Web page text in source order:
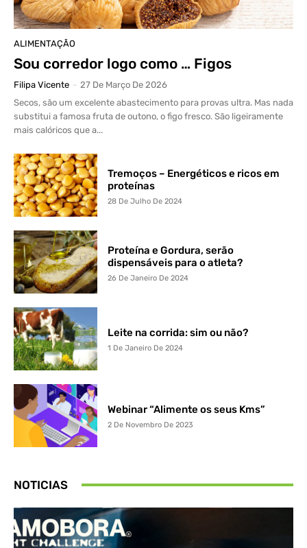
ALIMENTAÇÃO
Sou corredor logo como … Figos
Filipa Vicente - 27 De Março De 2026
Secos, são um excelente abastecimento para provas ultra. Mas nada
substitui a famosa fruta de outono, o figo fresco. São ligeiramente
mais calóricos que a...
Tremoços – Energéticos e ricos em
proteínas
28 De Julho De 2024
Proteína e Gordura, serão
dispensáveis para o atleta?
26 De Janeiro De 2024
Leite na corrida: sim ou não?
1 De Janeiro De 2024
Webinar “Alimente os seus Kms”
2 De Novembro De 2023
NOTICIAS